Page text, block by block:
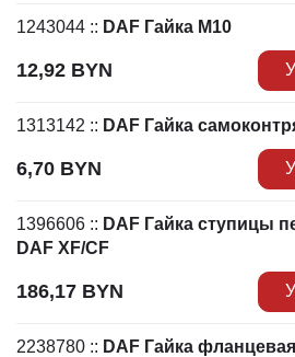
1243044 :: DAF Гайка М10
12,92 BYN
1313142 :: DAF Гайка
6,70 BYN
1396606 :: DAF Гайка ступицы
DAF XF/CF
186,17 BYN
2238780 :: DAF Гайка